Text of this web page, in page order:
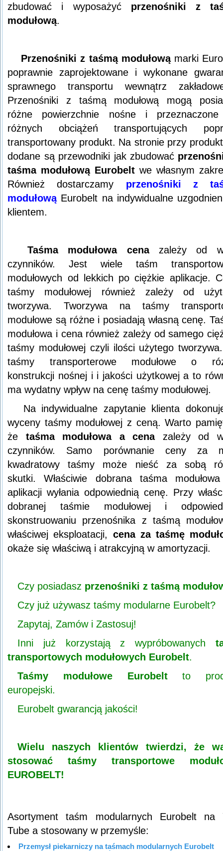
zbudować i wyposażyć przenośniki z
modułową.
Przenośniki z taśmą modułowąmarki
poprawnie zaprojektowane i wykonane
sprawnego transportu wewnątrz
Przenośniki z taśmą modułową mogą
różne powierzchnie nośne i
różnych obciążeń transportujących
transportowany produkt. Na stronie przy
dodane są przewodniki jak zbudować
taśma modułową Eurobelt we własnym
Również dostarczamy przenośniki z
modułowąEurobelt na indywidualne
klientem.
Taśma modułowa cenazależy od
czynników. Jest wiele taśm
modułowych od lekkich po ciężkie aplikacje.
taśmy modułowej również zależy od
tworzywa. Tworzywa na taśmy
modułowe są różne i posiadają własną cenę.
modułowa i cena również zależy od samego
taśmy modułowej czyli ilości użytego
taśmy transporterowe modułowe o
konstrukcji nośnej i i jakości użytkowej a to
ma wydatny wpływ na cenę taśmy modułowej.
Na indywidualne zapytanie klienta
wyceny taśmy modułowej z ceną. Warto
że taśma modułowa a cenazależy od
czynników. Samo porównanie ceny za
kwadratowy taśmy może nieść za sobą
skutki. Właściwie dobrana taśma
aplikacji wyłania odpowiednią cenę. Przy
dobranej taśmie modułowej i
skonstruowaniu przenośnika z taśmą
właściwej eksploatacji, cena za taśmę
okaże się właściwą i atrakcyjną w amortyzacji.
Czy posiadasz przenośniki z taśmą
Czy już używasz taśmy modularne Eurobelt?
Zapytaj, Zamów i Zastosuj!
Inni już korzystają z wypróbowanych
transportowych modułowych Eurobelt.
Taśmy modułowe Eurobeltto
europejski.
Eurobelt gwarancją jakości!
Wielu naszych klientów twierdzi, że
stosować taśmy transportowe
EUROBELT!
Asortyment taśm modularnych Eurobelt na
Tube a stosowany w przemyśle:
Przemysł piekarniczy na taśmach modularnych Eurobelt